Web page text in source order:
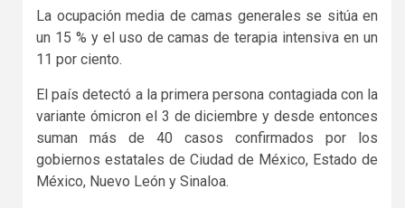
La ocupación media de camas generales se sitúa en
un 15 % y el uso de camas de terapia intensiva en un
11 por ciento.
El país detectó a la primera persona contagiada con la
variante ómicron el 3 de diciembre y desde entonces
suman más de 40 casos confirmados por los
gobiernos estatales de Ciudad de México, Estado de
México, Nuevo León y Sinaloa.